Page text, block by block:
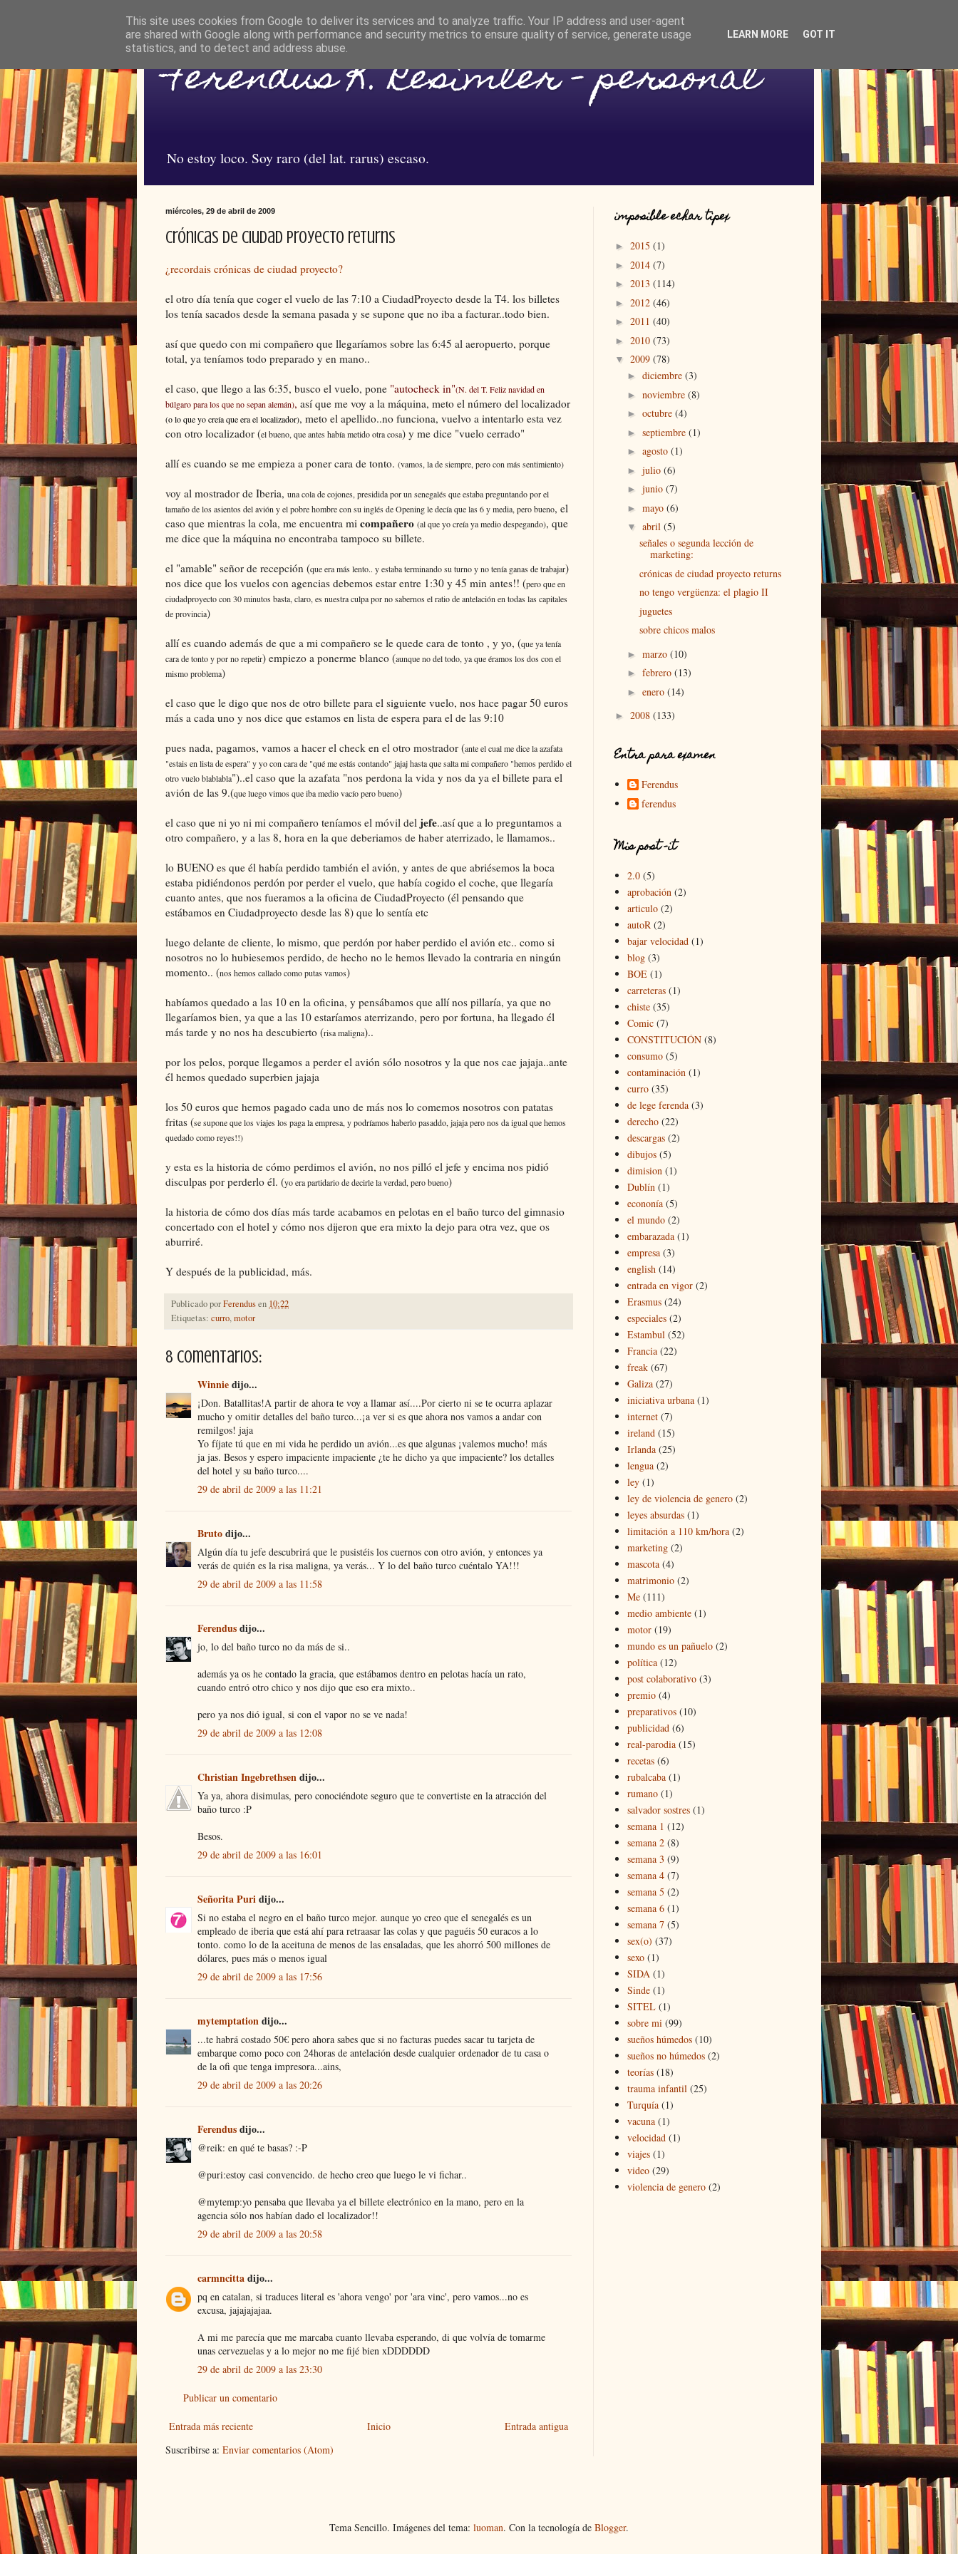
Ferendus K. Resimler - personal
No estoy loco. Soy raro (del lat. rarus) escaso.
miércoles, 29 de abril de 2009
crónicas de ciudad proyecto returns
¿recordais crónicas de ciudad proyecto?
el otro día tenía que coger el vuelo de las 7:10 a CiudadProyecto desde la T4. los billetes
los tenía sacados desde la semana pasada y se supone que no iba a facturar..todo bien.
así que quedo con mi compañero que llegaríamos sobre las 6:45 al aeropuerto, porque
total, ya teníamos todo preparado y en mano..
el caso, que llego a las 6:35, busco el vuelo, pone "autocheck in"(N. del T. Feliz navidad en
búlgaro para los que no sepan alemán), así que me voy a la máquina, meto el número del localizador
(o lo que yo creía que era el localizador), meto el apellido..no funciona, vuelvo a intentarlo esta vez
con otro localizador (el bueno, que antes había metido otra cosa) y me dice "vuelo cerrado"
allí es cuando se me empieza a poner cara de tonto. (vamos, la de siempre, pero con más sentimiento)
voy al mostrador de Iberia, una cola de cojones, presidida por un senegalés que estaba preguntando por el
tamaño de los asientos del avión y el pobre hombre con su inglés de Opening le decía que las 6 y media, pero bueno, el
caso que mientras la cola, me encuentra mi compañero (al que yo creía ya medio despegando), que
me dice que la máquina no encontraba tampoco su billete.
el "amable" señor de recepción (que era más lento.. y estaba terminando su turno y no tenía ganas de trabajar)
nos dice que los vuelos con agencias debemos estar entre 1:30 y 45 min antes!! (pero que en
ciudadproyecto con 30 minutos basta, claro, es nuestra culpa por no sabernos el ratio de antelación en todas las capitales
de provincia)
allí es cuando además de que a mi compañero se le quede cara de tonto , y yo, (que ya tenía
cara de tonto y por no repetir) empiezo a ponerme blanco (aunque no del todo, ya que éramos los dos con el
mismo problema)
el caso que le digo que nos de otro billete para el siguiente vuelo, nos hace pagar 50 euros
más a cada uno y nos dice que estamos en lista de espera para el de las 9:10
pues nada, pagamos, vamos a hacer el check en el otro mostrador (ante el cual me dice la azafata
"estais en lista de espera" y yo con cara de "qué me estás contando" jajaj hasta que salta mi compañero "hemos perdido el
otro vuelo blablabla")..el caso que la azafata "nos perdona la vida y nos da ya el billete para el
avión de las 9.(que luego vimos que iba medio vacío pero bueno)
el caso que ni yo ni mi compañero teníamos el móvil del jefe..así que a lo preguntamos a
otro compañero, y a las 8, hora en la que deberiamos de haber aterrizado, le llamamos..
lo BUENO es que él había perdido también el avión, y antes de que abriésemos la boca
estaba pidiéndonos perdón por perder el vuelo, que había cogido el coche, que llegaría
cuanto antes, que nos fueramos a la oficina de CiudadProyecto (él pensando que
estábamos en Ciudadproyecto desde las 8) que lo sentía etc
luego delante de cliente, lo mismo, que perdón por haber perdido el avión etc.. como si
nosotros no lo hubiesemos perdido, de hecho no le hemos llevado la contraria en ningún
momento.. (nos hemos callado como putas vamos)
habíamos quedado a las 10 en la oficina, y pensábamos que allí nos pillaría, ya que no
llegaríamos bien, ya que a las 10 estaríamos aterrizando, pero por fortuna, ha llegado él
más tarde y no nos ha descubierto (risa maligna)..
por los pelos, porque llegamos a perder el avión sólo nosotros y la que nos cae jajaja..ante
él hemos quedado superbien jajaja
los 50 euros que hemos pagado cada uno de más nos lo comemos nosotros con patatas
fritas (se supone que los viajes los paga la empresa, y podríamos haberlo pasaddo, jajaja pero nos da igual que hemos
quedado como reyes!!)
y esta es la historia de cómo perdimos el avión, no nos pilló el jefe y encima nos pidió
disculpas por perderlo él. (yo era partidario de decirle la verdad, pero bueno)
la historia de cómo dos días más tarde acabamos en pelotas en el baño turco del gimnasio
concertado con el hotel y cómo nos dijeron que era mixto la dejo para otra vez, que os
aburriré.
Y después de la publicidad, más.
Publicado porFerendusen 10:22
Etiquetas: curro,motor
8 comentarios:
Winniedijo...
¡Don. Batallitas!A partir de ahora te voy a llamar así....Por cierto ni se te ocurra aplazar
mucho y omitir detalles del baño turco...¡a ver si es que ahora nos vamos a andar con
remilgos! jaja
Yo fíjate tú que en mi vida he perdido un avión...es que algunas ¡valemos mucho! más
ja jas. Besos y espero impaciente impaciente ¿te he dicho ya que impaciente? los detalles
del hotel y su baño turco....
29 de abril de 2009 a las 11:21
Brutodijo...
Algún día tu jefe descubrirá que le pusistéis los cuernos con otro avión, y entonces ya
verás de quién es la risa maligna, ya verás... Y lo del baño turco cuéntalo YA!!!
29 de abril de 2009 a las 11:58
Ferendusdijo...
jo, lo del baño turco no da más de si..
además ya os he contado la gracia, que estábamos dentro en pelotas hacía un rato,
cuando entró otro chico y nos dijo que eso era mixto..
pero ya nos dió igual, si con el vapor no se ve nada!
29 de abril de 2009 a las 12:08
Christian Ingebrethsendijo...
Ya ya, ahora disimulas, pero conociéndote seguro que te convertiste en la atracción del
baño turco :P
Besos.
29 de abril de 2009 a las 16:01
Señorita Puridijo...
Si no estaba el negro en el baño turco mejor. aunque yo creo que el senegalés es un
empleado de iberia que está ahí para retraasar las colas y que paguéis 50 euracos a lo
tonto. como lo de la aceituna de menos de las ensaladas, que les ahorró 500 millones de
dólares, pues más o menos igual
29 de abril de 2009 a las 17:56
mytemptationdijo...
...te habrá costado 50€ pero ahora sabes que si no facturas puedes sacar tu tarjeta de
embarque como poco con 24horas de antelación desde cualquier ordenador de tu casa o
de la ofi que tenga impresora...ains,
29 de abril de 2009 a las 20:26
Ferendusdijo...
@reik: en qué te basas? :-P
@puri:estoy casi convencido. de hecho creo que luego le vi fichar..
@mytemp:yo pensaba que llevaba ya el billete electrónico en la mano, pero en la
agencia sólo nos habían dado el localizador!!
29 de abril de 2009 a las 20:58
carmncittadijo...
pq en catalan, si traduces literal es 'ahora vengo' por 'ara vinc', pero vamos...no es
excusa, jajajajajaa.
A mi me parecía que me marcaba cuanto llevaba esperando, di que volvía de tomarme
unas cervezuelas y a lo mejor no me fijé bien xDDDDDD
29 de abril de 2009 a las 23:30
Publicar un comentario
Entrada más reciente Entrada antigua
Inicio
Suscribirse a: Enviar comentarios (Atom)
imposible echar tipex
► 2015 (1)
► 2014 (7)
► 2013 (114)
► 2012 (46)
► 2011 (40)
► 2010 (73)
▼ 2009 (78)
► diciembre (3)
► noviembre (8)
► octubre (4)
► septiembre (1)
► agosto (1)
► julio (6)
► junio (7)
► mayo (6)
▼ abril (5)
señales o segunda lección de
marketing:
crónicas de ciudad proyecto returns
no tengo vergüenza: el plagio II
juguetes
sobre chicos malos
► marzo (10)
► febrero (13)
► enero (14)
► 2008 (133)
Entra para examen
Ferendus
ferendus
Mis post -it
2.0 (5)
aprobación (2)
articulo (2)
autoR (2)
bajar velocidad (1)
blog (3)
BOE (1)
carreteras (1)
chiste (35)
Comic (7)
CONSTITUCIÓN (8)
consumo (5)
contaminación (1)
curro (35)
de lege ferenda (3)
derecho (22)
descargas (2)
dibujos (5)
dimision (1)
Dublín (1)
econonía (5)
el mundo (2)
embarazada (1)
empresa (3)
english (14)
entrada en vigor (2)
Erasmus (24)
especiales (2)
Estambul (52)
Francia (22)
freak (67)
Galiza (27)
iniciativa urbana (1)
internet (7)
ireland (15)
Irlanda (25)
lengua (2)
ley (1)
ley de violencia de genero (2)
leyes absurdas (1)
limitación a 110 km/hora (2)
marketing (2)
mascota (4)
matrimonio (2)
Me (111)
medio ambiente (1)
motor (19)
mundo es un pañuelo (2)
política (12)
post colaborativo (3)
premio (4)
preparativos (10)
publicidad (6)
real-parodia (15)
recetas (6)
rubalcaba (1)
rumano (1)
salvador sostres (1)
semana 1 (12)
semana 2 (8)
semana 3 (9)
semana 4 (7)
semana 5 (2)
semana 6 (1)
semana 7 (5)
sex(o) (37)
sexo (1)
SIDA (1)
Sinde (1)
SITEL (1)
sobre mi (99)
sueños húmedos (10)
sueños no húmedos (2)
teorías (18)
trauma infantil (25)
Turquía (1)
vacuna (1)
velocidad (1)
viajes (1)
video (29)
violencia de genero (2)
Tema Sencillo. Imágenes del tema: luoman. Con la tecnología de Blogger.
This site uses cookies from Google to deliver its services and to analyze traffic. Your IP address and user-agent
are shared with Google along with performance and security metrics to ensure quality of service, generate usage
statistics, and to detect and address abuse.
LEARN MORE GOT IT